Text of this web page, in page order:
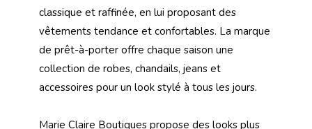
classique et raffinée, en lui proposant des
vêtements tendance et confortables. La marque
de prêt-à-porter offre chaque saison une
collection de robes, chandails, jeans et
accessoires pour un look stylé à tous les jours.
Marie Claire Boutiques propose des looks plus